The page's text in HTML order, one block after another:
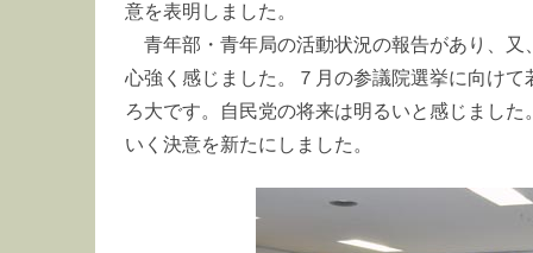
意を表明しました。
青年部・青年局の活動状況の報告があり、
心強く感じました。７月の参議院選挙に向け
ろ大です。自民党の将来は明るいと感じまし
いく決意を新たにしました。